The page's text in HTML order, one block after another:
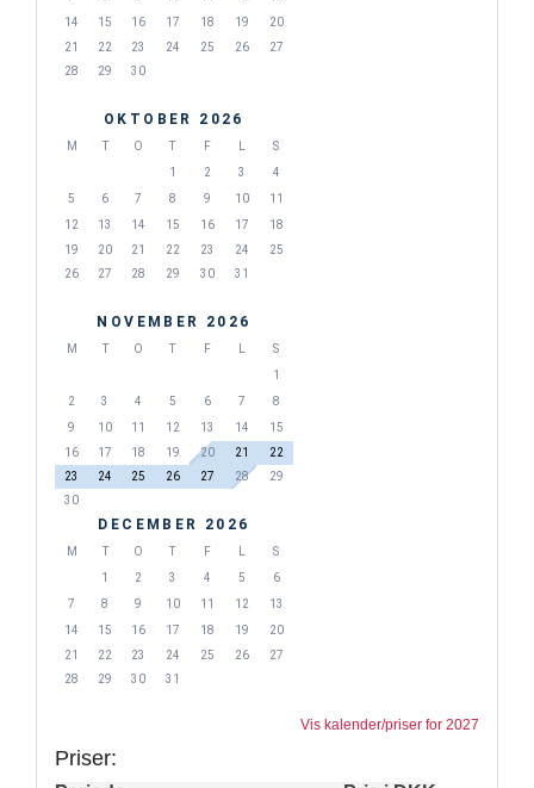
14
15 16 17 18 19
20
21
22 23 24 25 26
27
28
29 30
OKTOBER 2026
M T O T F
S
1
2 3
4
5
6 7 8 9 10
11
12
13 14 15 16 17
18
19
20 21 22 23 24
25
26
27 28 29 30 31
NOVEMBER 2026
M T O T F
S
1
2
3 4 5 6 7
8
9
10 11 12 13 14
15
16
17 18 19 20 21
22
23
24 25 26 27 28
29
30
DECEMBER 2026
M T O T F
S
1
2 3 4 5
6
7
8 9 10 11 12
13
14
15 16 17 18 19
20
21
22 23 24 25 26
27
28
29 30 31
Vis kalender/priser for 2027
Priser: